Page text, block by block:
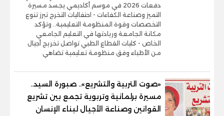
دفعات 2026 في موسم أكاديمي يجسد مسيرة
التميز وصناعة الكفاءات - احتفاليات التخرج تبرز تنوع
التخصصات وقوة المنظومة التعليمية.. وتؤكد
مكانة الجامعة وريادتها في التعليم الجامعي
الخاص - كليات القطاع الطبي تواصل تخريج أجيال
من الأطباء وفق منظومة تعليمية تضاهي
«صوت التربية والتشريع».. صبورة السيد..
مسيرة برلمانية وتربوية تجمع بين تشريع
القوانين وصناعة الأجيال لبناء الإنسان